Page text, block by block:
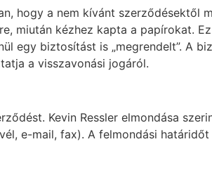
hogy a nem kívánt szerződésektől
miután kézhez kapta a papírokat.
egy biztosítást is „megrendelt”. A
a visszavonási jogáról.
Kevin Ressler elmondása
e-mail, fax). A felmondási